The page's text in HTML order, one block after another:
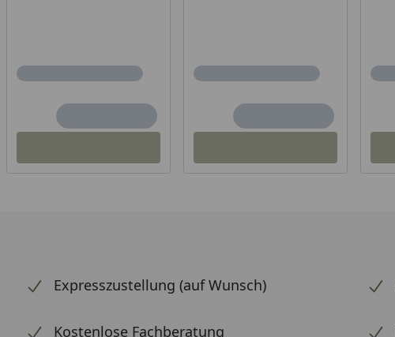
Expresszustellung (auf Wunsch)
Kostenlose Fachberatung